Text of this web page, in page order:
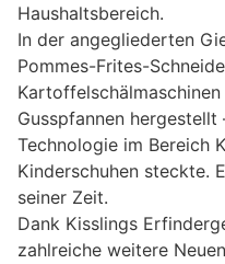
Haushaltsbereich.
In der angegliederten
Pommes-Frites-
Gusspfannen
Technologie im Bereich
Kinderschuhen steckte.
seiner Zeit.
Dank Kisslings
zahlreiche weitere